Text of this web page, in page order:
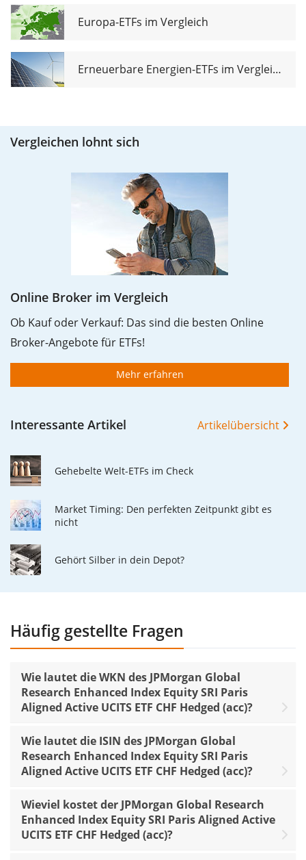
Europa-ETFs im Vergleich
Erneuerbare Energien-ETFs im Vergleich
Vergleichen lohnt sich
Online Broker im Vergleich
Ob Kauf oder Verkauf: Das sind die besten Online
Broker-Angebote für ETFs!
Mehr erfahren
Interessante Artikel Artikelübersicht
Gehebelte Welt-ETFs im Check
Market Timing: Den perfekten Zeitpunkt gibt es
nicht
Gehört Silber in dein Depot?
Häufig gestellte Fragen
Wie lautet die WKN des JPMorgan Global
Research Enhanced Index Equity SRI Paris
Aligned Active UCITS ETF CHF Hedged (acc)?
Wie lautet die ISIN des JPMorgan Global
Research Enhanced Index Equity SRI Paris
Aligned Active UCITS ETF CHF Hedged (acc)?
Wieviel kostet der JPMorgan Global Research
Enhanced Index Equity SRI Paris Aligned Active
UCITS ETF CHF Hedged (acc)?